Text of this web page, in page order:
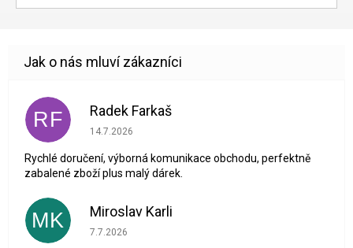
RF Radek Farkaš
Hodnocení obchodu je 5 z 5 hvězdiček.
14.7.2026
Rychlé doručení, výborná komunikace obchodu, perfektně
zabalené zboží plus malý dárek.
MK Miroslav Karli
Hodnocení obchodu je 5 z 5 hvězdiček.
7.7.2026